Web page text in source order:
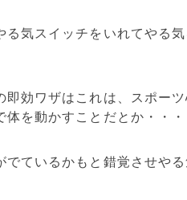
気スイッチをいれてやる
効ワザはこれは、スポー
を動かすことだとか・・・
ているかもと錯覚させや